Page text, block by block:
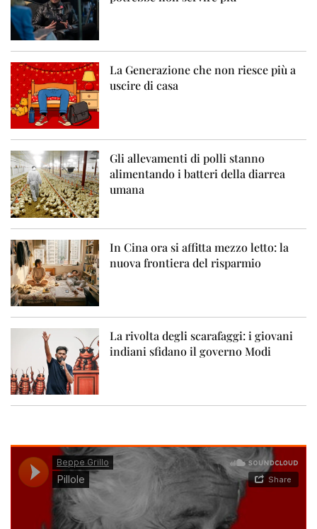
La Generazione che non riesce più a
uscire di casa
Gli allevamenti di polli stanno
alimentando i batteri della diarrea
umana
In Cina ora si affitta mezzo letto: la
nuova frontiera del risparmio
La rivolta degli scarafaggi: i giovani
indiani sfidano il governo Modi